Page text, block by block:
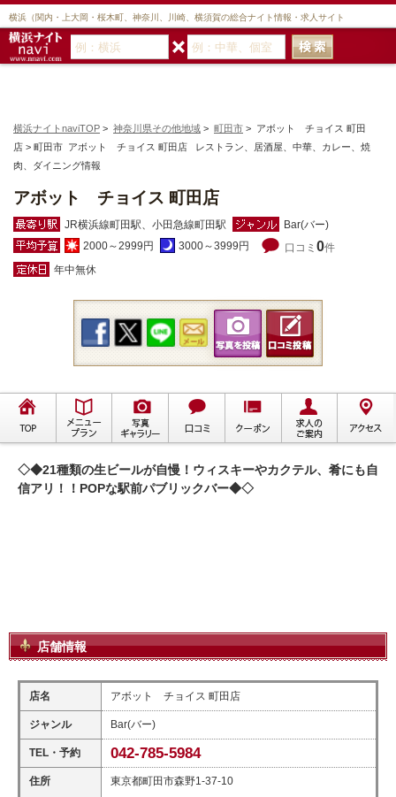
横浜（関内・上大岡・桜木町、神奈川、川崎、横須賀の総合ナイト情報・求人サイト
横浜ナイトnaviTOP > 神奈川県その他地域 > 町田市 > アボット チョイス 町田
店 > 町田市 アボット チョイス 町田店 レストラン、居酒屋、中華、カレー、焼
肉、ダイニング情報
アボット チョイス 町田店
JR横浜線町田駅、小田急線町田駅
Bar(バー)
2000～2999円
3000～3999円 口コミ 0件
年中無休
◇◆21種類の生ビールが自慢！ウィスキーやカクテル、肴にも自
信アリ！！POPな駅前パブリックバー◆◇
店舗情報
店名 アボット チョイス 町田店
ジャンル Bar(バー)
TEL・予約 042-785-5984
住所 東京都町田市森野1-37-10